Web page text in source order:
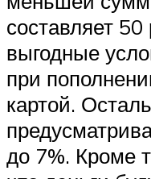
составляет
выгодные
при
картой.
до 7%. Кроме